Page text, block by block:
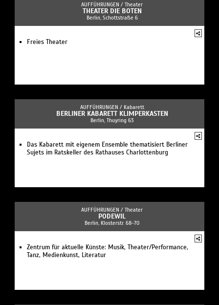
AUFFÜHRUNGEN / Theater
THEATER DIE BOTEN
Berlin, Schottstraße 6
Freies Theater
AUFFÜHRUNGEN / Kabarett
BERLINER KABARETT KLIMPERKASTEN
Berlin, Thuyring 63
Das Kabarett mit eigenem Ensemble thematisiert Berliner
Sujets im Ratskeller des Rathauses Charlottenburg
AUFFÜHRUNGEN / Theater
PODEWIL
Berlin, Klosterstr. 68-70
Zentrum für aktuelle Künste: Musik, Theater/Performance,
Tanz, Medienkunst, Literatur